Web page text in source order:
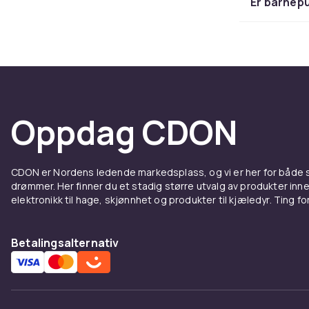
kjente
hvor
Oppdag CDON
CDON er Nordens ledende markedsplass, og vi er her for
drømmer. Her finner du et stadig større utvalg av produkter
elektronikk til hage, skjønnhet og produkter til kjæledyr. Ting
Betalingsalternativ